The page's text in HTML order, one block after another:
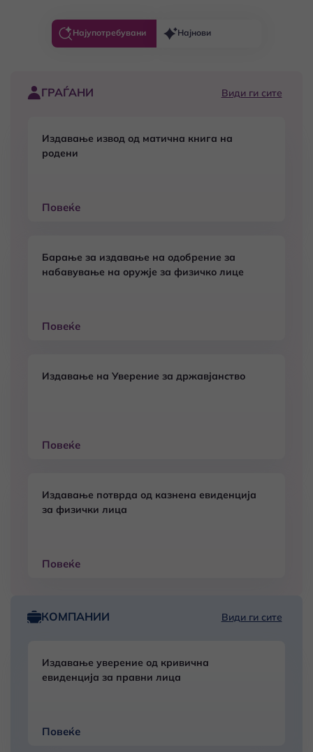
Најупотребувани Најнови
Види ги сите
ГРАЃАНИ
Издавање извод од матична книга на
родени
Повеќе
Барање за издавање на одобрение за
набавување на оружје за физичко лице
Повеќе
Издавање на Уверение за државјанство
Повеќе
Издавање потврда од казнена евиденција
за физички лица
Повеќе
Види ги сите
КОМПАНИИ
Издавање уверение од кривична
евиденција за правни лица
Повеќе